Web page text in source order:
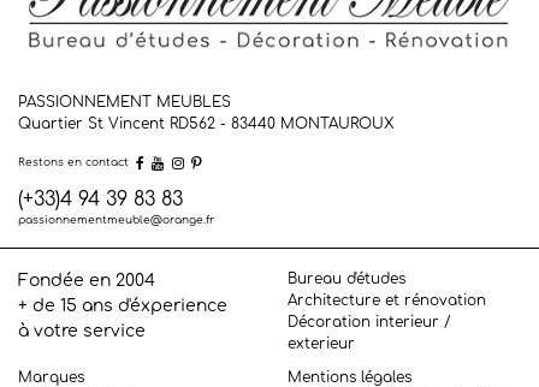
PASSIONNEMENT MEUBLES
Quartier St Vincent RD562 - 83440 MONTAUROUX
Restons en contact
(+33)4 94 39 83 83
passionnementmeuble@orange.fr
Fondée en 2004
+ de 15 ans d'éxperience
à votre service
Bureau d'études
Architecture et rénovation
Décoration interieur /
exterieur
Marques
Mentions légales